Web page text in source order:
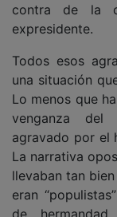
contra de la
expresidente.
Todos esos
una situación
Lo menos que
venganza del
agravado por el
La narrativa
llevaban tan
eran